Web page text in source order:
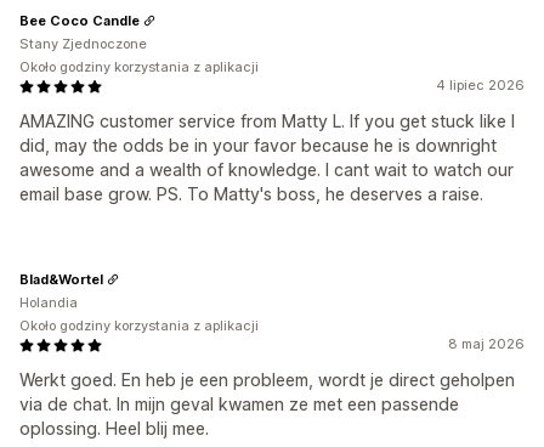
4 lipiec 2026
AMAZING customer service from Matty L. If you get stuck like I
did, may the odds be in your favor because he is downright
awesome and a wealth of knowledge. I cant wait to watch our
email base grow. PS. To Matty's boss, he deserves a raise.
Bee Coco Candle
Stany Zjednoczone
Około godziny korzystania z aplikacji
8 maj 2026
Werkt goed. En heb je een probleem, wordt je direct geholpen
via de chat. In mijn geval kwamen ze met een passende
oplossing. Heel blij mee.
Blad&Wortel
Holandia
Około godziny korzystania z aplikacji